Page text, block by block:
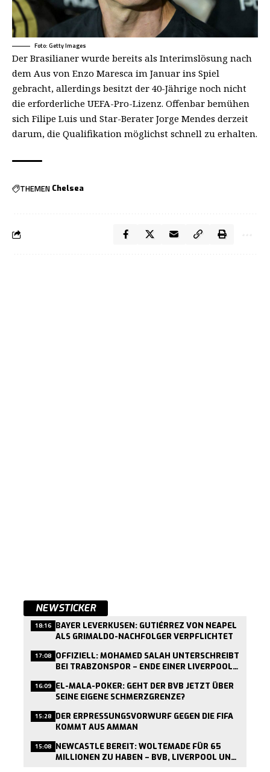
Foto: Getty Images
Der Brasilianer wurde bereits als Interimslösung nach
dem Aus von Enzo Maresca im Januar ins Spiel
gebracht, allerdings besitzt der 40-Jährige noch nicht
die erforderliche UEFA-Pro-Lizenz. Offenbar bemühen
sich Filipe Luis und Star-Berater Jorge Mendes derzeit
darum, die Qualifikation möglichst schnell zu erhalten.
THEMEN Chelsea
NEWSTICKER
18:16 BAYER LEVERKUSEN: GUTIÉRREZ VON NEAPEL
ALS GRIMALDO-NACHFOLGER VERPFLICHTET
17:08 OFFIZIELL: MOHAMED SALAH UNTERSCHREIBT
BEI TRABZONSPOR – ENDE EINER LIVERPOOL-
16:09 EL-MALA-POKER: GEHT DER BVB JETZT ÜBER
SEINE EIGENE SCHMERZGRENZE?
15:28 DER ERPRESSUNGSVORWURF GEGEN DIE FIFA
KOMMT AUS AMMAN
15:08 NEWCASTLE BEREIT: WOLTEMADE FÜR 65
MILLIONEN ZU HABEN – BVB, LIVERPOOL UND